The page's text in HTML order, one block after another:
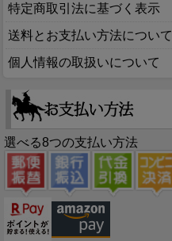
特定商取引法に基づく表示
送料とお支払い方法について
個人情報の取扱いについて
選べる8つの支払い方法